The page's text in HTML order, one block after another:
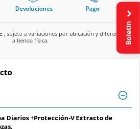
Devoluciones Pago
, sujeto a variaciones por ubicación y diferente
a tienda física.
Diarios +Protección-V Extracto de
Boletín